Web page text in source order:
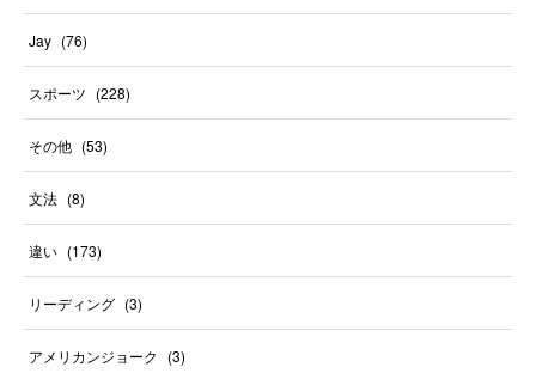
Jay (76)
スポーツ (228)
その他 (53)
文法 (8)
違い (173)
リーディング (3)
アメリカンジョーク (3)